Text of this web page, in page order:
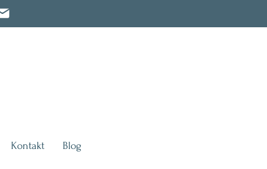
Kontakt Blog